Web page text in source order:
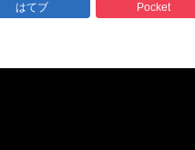
はてブ Pocket